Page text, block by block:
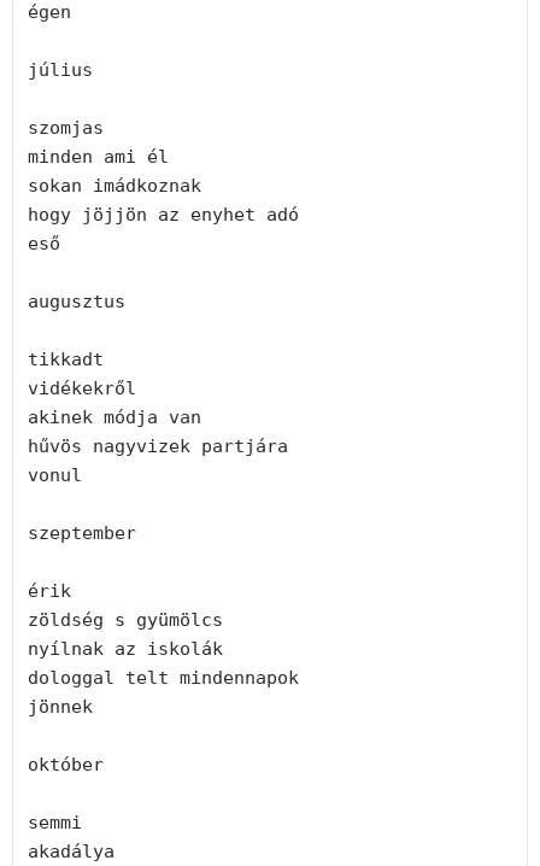
égen
július
szomjas
minden ami él
sokan imádkoznak
hogy jöjjön az enyhet adó
eső
augusztus
tikkadt
vidékekről
akinek módja van
hűvös nagyvizek partjára
vonul
szeptember
érik
zöldség s gyümölcs
nyílnak az iskolák
dologgal telt mindennapok
jönnek
október
semmi
akadálya